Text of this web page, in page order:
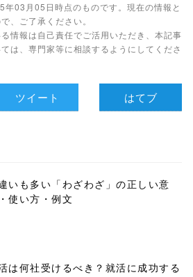
03月05日時点のものです。現在の情報と
、ご了承ください。
情報は自己責任でご活用いただき、本記事
は、専門家等に相談するようにしてくださ
ツイート はてブ
いも多い「わざわざ」の正しい意
使い方・例文
は何社受けるべき？就活に成功する